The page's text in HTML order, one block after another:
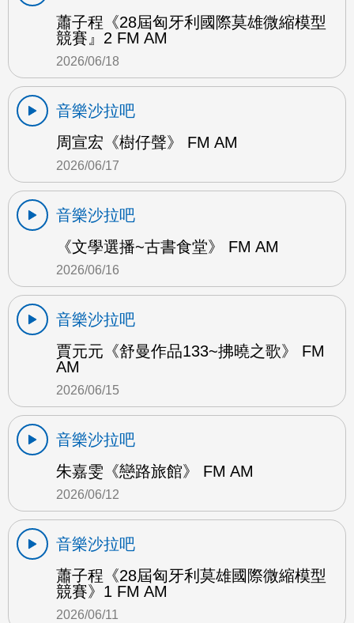
蕭子程《28屆匈牙利國際莫雄微縮模型
競賽』2 FM AM
2026/06/18
音樂沙拉吧
周宣宏《樹仔聲》 FM AM
2026/06/17
音樂沙拉吧
《文學選播~古書食堂》 FM AM
2026/06/16
音樂沙拉吧
賈元元《舒曼作品133~拂曉之歌》 FM
AM
2026/06/15
音樂沙拉吧
朱嘉雯《戀路旅館》 FM AM
2026/06/12
音樂沙拉吧
蕭子程《28屆匈牙利莫雄國際微縮模型
競賽》1 FM AM
2026/06/11